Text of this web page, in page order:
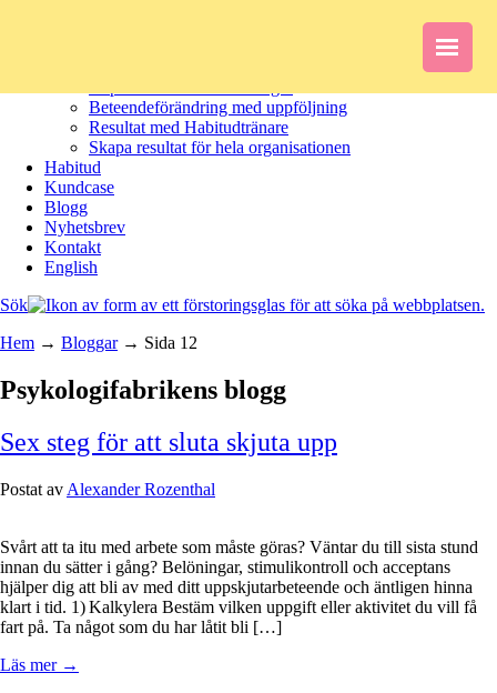
Beteendeförändring med uppföljning
Resultat med Habitudtränare
Skapa resultat för hela organisationen
Habitud
Kundcase
Blogg
Nyhetsbrev
Kontakt
English
Sök
Hem → Bloggar→ Sida 12
Psykologifabrikens blogg
Sex steg för att sluta skjuta upp
Postat av Alexander Rozenthal
Svårt att ta itu med arbete som måste göras? Väntar du till sista stund
innan du sätter i gång? Belöningar, stimulikontroll och acceptans
hjälper dig att bli av med ditt uppskjutarbeteende och äntligen hinna
klart i tid. 1) Kalkylera Bestäm vilken uppgift eller aktivitet du vill få
fart på. Ta något som du har låtit bli […]
Läs mer →